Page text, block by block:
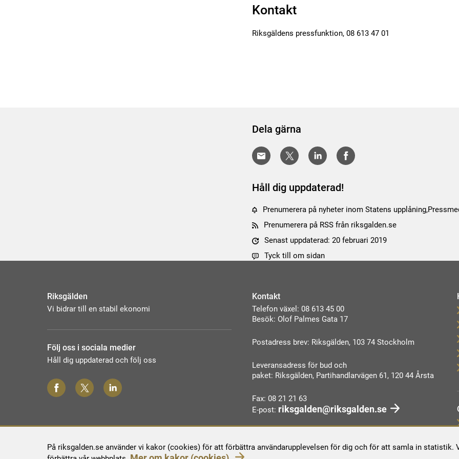
På riksgalden.se använder vi kakor (cookies) för att förbättra användarupplevelsen för dig och för att samla in statistik.
Kontakt
Riksgäldens pressfunktion, 08 613 47 01
Dela gärna
Håll dig uppdaterad!
Prenumerera på nyheter inom Statens
Prenumerera på RSS från riksgalden.se
Senast uppdaterad: 20 februari 2019
Tyck till om sidan
Riksgälden
Vi bidrar till en stabil ekonomi
Följ oss i sociala medier
Håll dig uppdaterad och följ oss
Kontakt
Telefon växel: 08 613 45 00
Besök: Olof Palmes Gata 17
Postadress brev: Riksgälden, 103 74 Stockholm
Leveransadress för bud och
paket: Riksgälden, Partihandlarvägen 61, 120 44 Årsta
Fax: 08 21 21 63
E-post: riksgalden@riksgalden.se